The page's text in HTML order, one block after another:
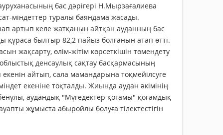
бас дәрігері Н.Мырзағалиева
міндеттер туралы баяндама жасады.
артып келе жатқанын айтқан ауданның бас
құраса былтыр 82,2 пайыз болғанын атап өтті.
жақсарту, өлім-жітім көрсеткішін төмендету
денсаулық сақтау басқармасының
айтып, сала мамандарына тоқмейілсуге
екеніне тоқталды. Жиында аудан әкімінің
аудандық "Мүгедектер қоғамы" қоғамдық
жұмыста абыройлы болуға тілектестігін